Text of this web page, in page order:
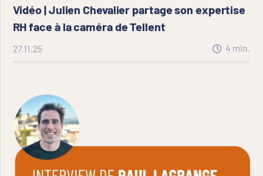
Vidéo | Julien Chevalier partage son expertise
RH face à la caméra de Tellent
27.11.25 4 min.